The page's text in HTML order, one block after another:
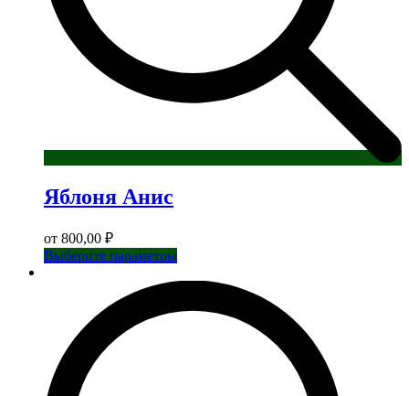
Яблоня Анис
от 800,00 ₽
Выберите параметрыЭтот
вариаций.